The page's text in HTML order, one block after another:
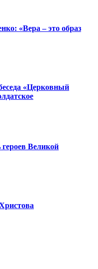
«Вера – это образ
«Церковный
Великой